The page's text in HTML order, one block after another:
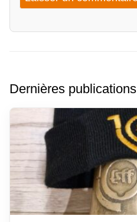
Dernières publications